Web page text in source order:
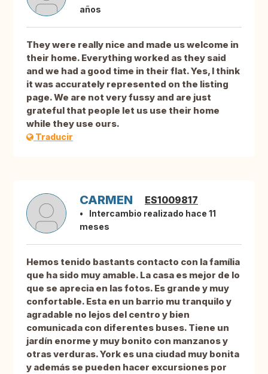
años
They were really nice and made us welcome in
their home. Everything worked as they said
and we had a good time in their flat. Yes, I think
it was accurately represented on the listing
page. We are not very fussy and are just
grateful that people let us use their home
while they use ours.
Traducir
CARMEN ES1009817
Intercambio realizado hace 11
meses
Hemos tenido bastants contacto con la família
que ha sido muy amable. La casa es mejor de lo
que se aprecia en las fotos. Es grande y muy
confortable. Esta en un barrio mu tranquilo y
agradable no lejos del centro y bien
comunicada con diferentes buses. Tiene un
jardín enorme y muy bonito con manzanos y
otras verduras. York es una ciudad muy bonita
y además se pueden hacer excursiones por